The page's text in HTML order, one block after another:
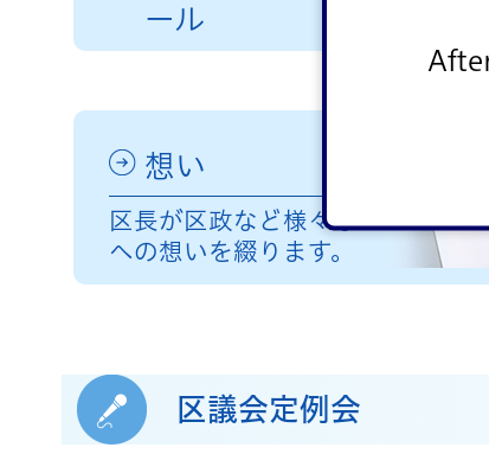
ール
想い
区長が区政など様々なこと
への想いを綴ります。
区議会定例会